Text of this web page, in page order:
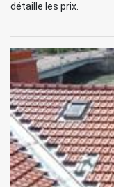
détaille les prix.